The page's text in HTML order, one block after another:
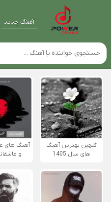
آهنگ جدید
گلچین بهترین آهنگ
های سال 1405
آهنگ های
و عاشقانه